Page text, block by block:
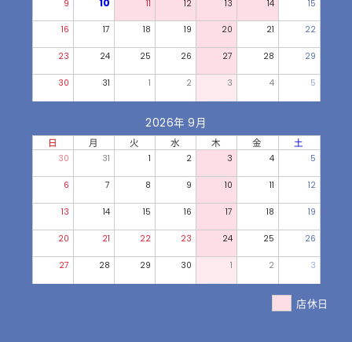
9 11 12 13 14 15
16 17 18 19 20 21 22
23 24 25 26 27 28 29
30 31 1 2 3 4 5
2026年 9月
日 月 火 水 木 金 土
30 31 1 2 3 4 5
6 7 8 9 10 11 12
13 14 15 16 17 18 19
20 21 22 23 24 25 26
27 28 29 30 1 2 3
店休日